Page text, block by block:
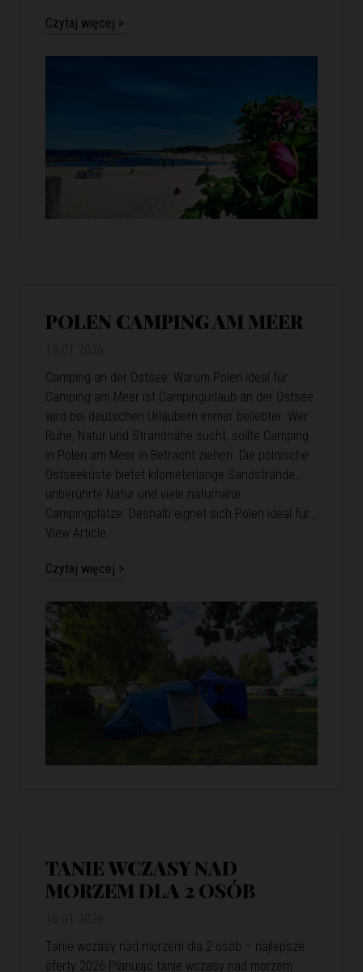
Czytaj więcej >
POLEN CAMPING AM MEER
Camping an der Ostsee: Warum Polen ideal für
Camping am Meer ist Campingurlaub an der Ostsee
wird bei deutschen Urlaubern immer beliebter. Wer
Ruhe, Natur und Strandnähe sucht, sollte Camping
in Polen am Meer in Betracht ziehen. Die polnische
Ostseeküste bietet kilometerlange Sandstrände,
unberührte Natur und viele naturnahe
Campingplätze. Deshalb eignet sich Polen ideal für…
View Article
Czytaj więcej >
TANIE WCZASY NAD
MORZEM DLA 2 OSÓB
Tanie wczasy nad morzem dla 2 osób – najlepsze
oferty 2026 Planując tanie wczasy nad morzem